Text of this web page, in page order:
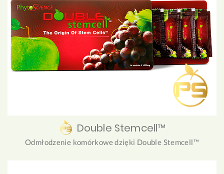
Double Stemcell™
Odmłodzenie komórkowe dzięki Double Stemcell™